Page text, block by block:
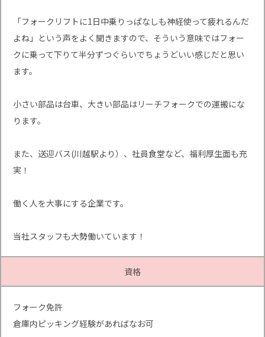
「フォークリフトに1日中乗りっぱなしも神経使って疲れるんだ
よね」という声をよく聞きますので、そういう意味ではフォー
クに乗って下りて半分ずつぐらいでちょうどいい感じだと思い
ます。
小さい部品は台車、大きい部品はリーチフォークでの運搬にな
ります。
また、送迎バス(川越駅より）、社員食堂など、福利厚生面も充
実！
働く人を大事にする企業です。
当社スタッフも大勢働いています！
資格
フォーク免許
倉庫内ピッキング経験があればなお可